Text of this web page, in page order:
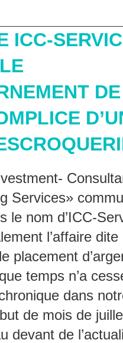
ICC-
DE
Services»
le nom d’ICC-
l’affaire dite
placement
temps n’a
dans
de mois de
devant de